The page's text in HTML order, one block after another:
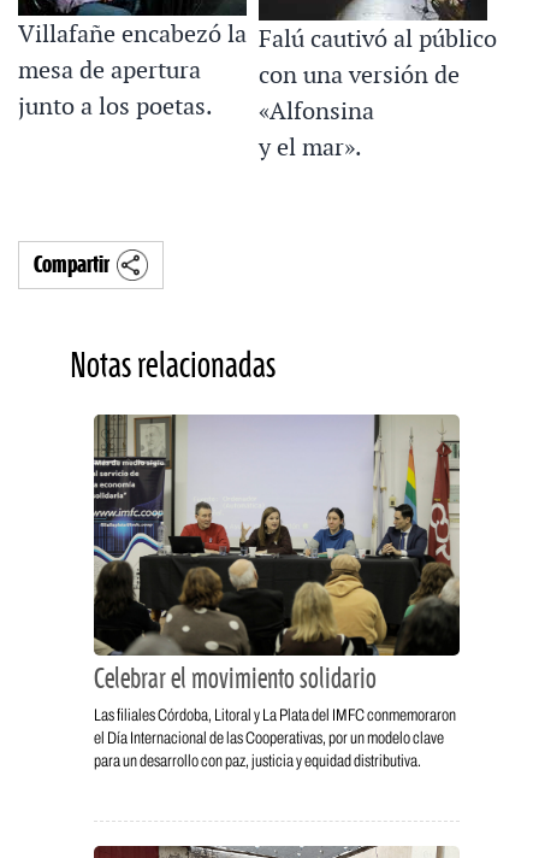
Villafañe encabezó la
mesa de apertura
junto a los poetas.
Falú cautivó al público
con una versión de
«Alfonsina
y el mar».
Compartir
Notas relacionadas
Celebrar el movimiento solidario
Las filiales Córdoba, Litoral y La Plata del IMFC conmemoraron
el Día Internacional de las Cooperativas, por un modelo clave
para un desarrollo con paz, justicia y equidad distributiva.